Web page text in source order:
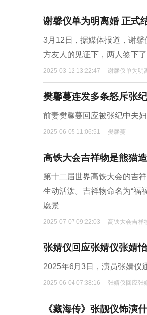
谢馨仪单为明离婚 正式
3月12日，据媒体报道，谢
方友人的见证下，两人签下
2025-03-12 13:22:47 谢馨仪单为明
樊馨蔓连发多条怒斥张
前妻樊馨蔓回应被张纪中夫
2025-06-05 11:06:51 樊馨蔓
高铁大会吉祥物是熊猫
第十二届世界高铁大会的吉
生动活泼。吉祥物命名为“福
愿景
2025-07-07 09:22:03 高铁大会吉祥
张婧仪回应张婧仪张婧
2025年6月3日，演员张婧仪
2025-06-04 07:38:16 张婧仪回应张
《藏海传》张靓仪饰演